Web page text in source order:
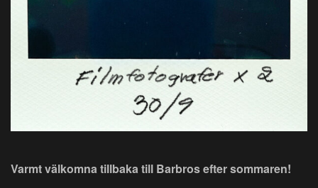
Varmt välkomna tillbaka till Barbros efter sommaren!